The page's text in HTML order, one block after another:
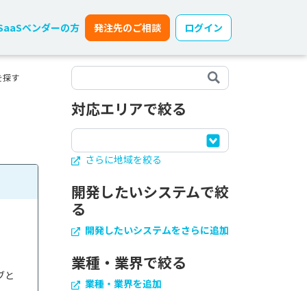
ベンダーの方 発注先のご相談 ログイン
探す
と
対応エリアで絞る
さらに地域を絞る
開発したいシステムで絞
る
開発したいシステムをさらに追加
業種・業界で絞る
業種・業界を追加